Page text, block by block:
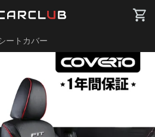
ートカバー